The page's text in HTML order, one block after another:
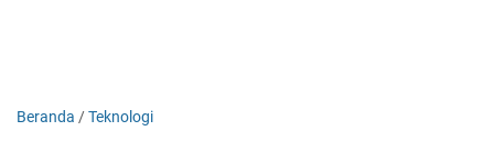
Beranda /Teknologi